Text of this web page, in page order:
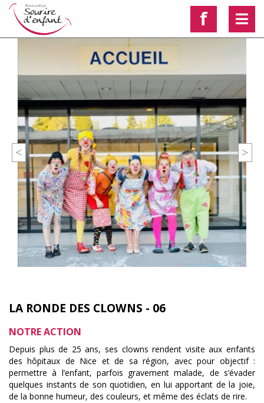
f
< >
LA RONDE DES CLOWNS - 06
NOTRE ACTION
Depuis plus de 25 ans, ses clowns rendent visite aux enfants
des hôpitaux de Nice et de sa région, avec pour objectif :
permettre à l’enfant, parfois gravement malade, de s’évader
quelques instants de son quotidien, en lui apportant de la joie,
de la bonne humeur, des couleurs, et même des éclats de rire.